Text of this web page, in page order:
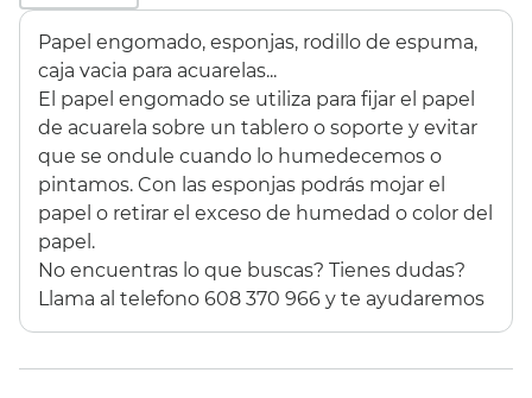
FABER CASTELL
Pebeo
Tavola
pastel schmincke Acuarela metalizada
Destacados
SET 6 COLORES
OPACOS 60ML
REDONDO CON
TELA 40 cms.
Papel engomado, esponjas, rodillo de espuma,
caja vacia para acuarelas...
El papel engomado se utiliza para fijar el papel
de acuarela sobre un tablero o soporte y evitar
que se ondule cuando lo humedecemos o
pintamos. Con las esponjas podrás mojar el
papel o retirar el exceso de humedad o color del
papel.
No encuentras lo que buscas? Tienes dudas?
Llama al telefono 608 370 966 y te ayudaremos